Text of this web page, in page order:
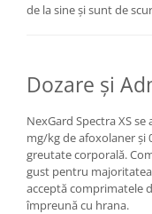
de la sine și sunt de
Dozare și
NexGard Spectra XS
mg/kg de afoxolaner și
greutate corporală.
gust pentru
acceptă comprimatele
împreună cu hrana.